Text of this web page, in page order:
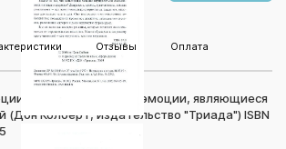
Отзывы Оплата
Как преодолевать эмоции, являющиеся
(Дон Колберт, издательство "Триада") ISBN